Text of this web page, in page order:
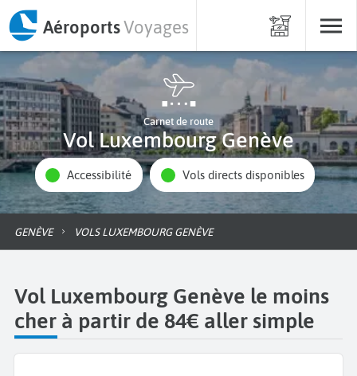
AéroportsVoyages
Carnet de route
Vol Luxembourg Genève
Accessibilité Vols directs disponibles
GENÈVE VOLS LUXEMBOURG GENÈVE
Vol Luxembourg Genève le moins
cher à partir de 84€ aller simple